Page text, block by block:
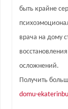
быть крайне
врача на дому
осложнений.
Получить
domu-